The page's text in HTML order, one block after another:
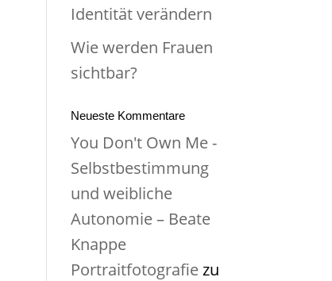
Identität verändern
Wie werden Frauen
sichtbar?
Neueste Kommentare
You Don't Own Me -
Selbstbestimmung
und weibliche
Autonomie – Beate
Knappe
Portraitfotografiezu